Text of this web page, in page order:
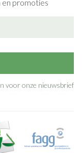
en promoties
voor onze nieuwsbrief